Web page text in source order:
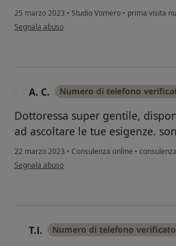
25 marzo 2023 • Studio Vomero • prima visita
secondo l'opinione dell'utente ivana
Segnala abuso
A. C. Numero di telefono
Dottoressa super gentile,
ad ascoltare le tue esigenze.
22 marzo 2023 • Consulenza online •
secondo l'opinione dell'utente A. C.
Segnala abuso
T.l. Numero di telefono verificato